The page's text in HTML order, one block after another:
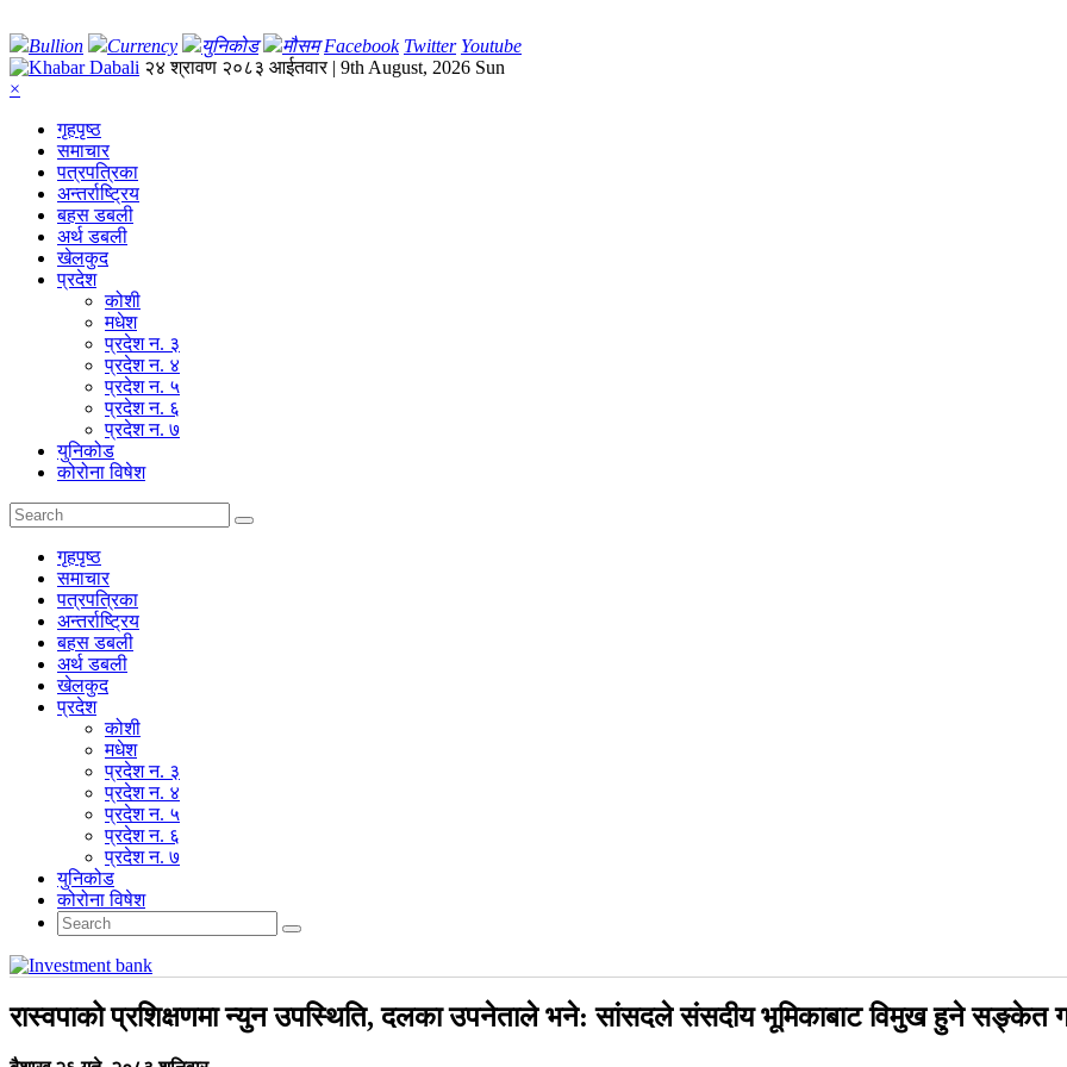
Bullion Currency युनिकोड मौसम Facebook Twitter Youtube
२४ श्रावण २०८३ आईतवार | 9th August, 2026 Sun
×
गृहपृष्‍ठ
समाचार
पत्रपत्रिका
अन्तर्राष्ट्रिय
बहस डबली
अर्थ डबली
खेलकुद
प्रदेश
कोशी
मधेश
प्रदेश न. ३
प्रदेश न. ४
प्रदेश न. ५
प्रदेश न. ६
प्रदेश न. ७
युनिकोड
कोरोना विषेश
गृहपृष्‍ठ
समाचार
पत्रपत्रिका
अन्तर्राष्ट्रिय
बहस डबली
अर्थ डबली
खेलकुद
प्रदेश
कोशी
मधेश
प्रदेश न. ३
प्रदेश न. ४
प्रदेश न. ५
प्रदेश न. ६
प्रदेश न. ७
युनिकोड
कोरोना विषेश
रास्वपाको प्रशिक्षणमा न्युन उपस्थिति, दलका उपनेताले भने: सांसदले संसदीय भूमिकाबाट विमुख हुने सङ्केत